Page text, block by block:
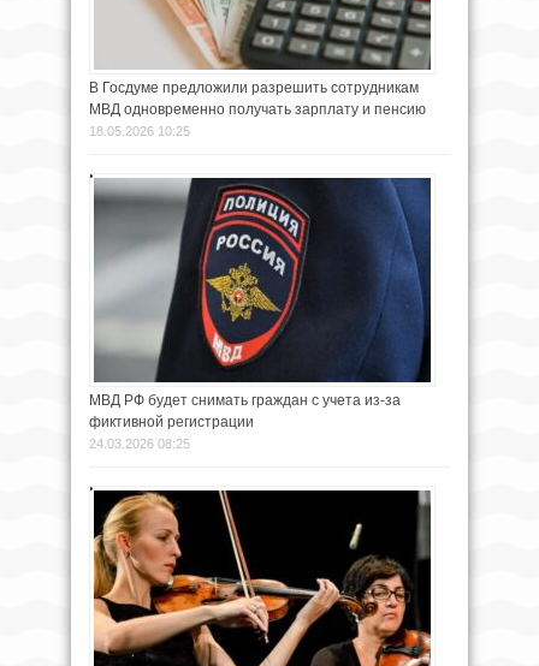
В Госдуме предложили разрешить сотрудникам
МВД одновременно получать зарплату и пенсию
18.05.2026 10:25
МВД РФ будет снимать граждан с учета из-за
фиктивной регистрации
24.03.2026 08:25